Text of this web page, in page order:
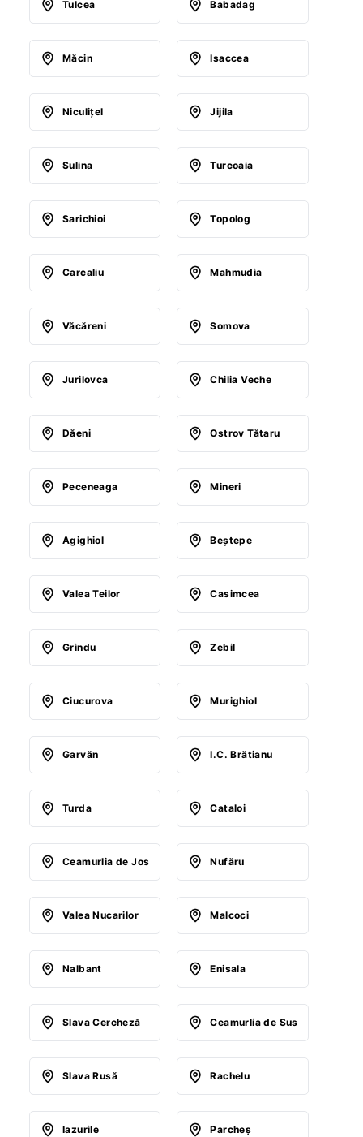
Tulcea Babadag
Măcin Isaccea
Niculiţel Jijila
Sulina Turcoaia
Sarichioi Topolog
Carcaliu Mahmudia
Văcăreni Somova
Jurilovca Chilia Veche
Dăeni Ostrov Tătaru
Peceneaga Mineri
Agighiol Beştepe
Valea Teilor Casimcea
Grindu Zebil
Ciucurova Murighiol
Garvăn I.C. Brătianu
Turda Cataloi
Ceamurlia de Jos Nufăru
Valea Nucarilor Malcoci
Nalbant Enisala
Slava Cercheză Ceamurlia de Sus
Slava Rusă Rachelu
Iazurile Parcheş